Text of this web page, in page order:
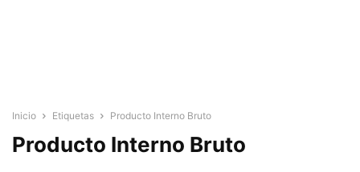
Inicio Etiquetas Producto Interno Bruto
Producto Interno Bruto